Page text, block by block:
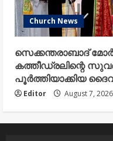
Church News
സെക്കന്തരാബാദ്
കത്തീഡ്രലിന്റെ
പൂർത്തിയാക്കിയ
Editor August 7, 2026